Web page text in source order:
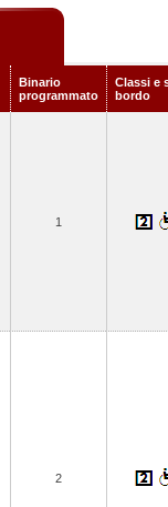
Binario
programmato
Classi e
bordo
1
2